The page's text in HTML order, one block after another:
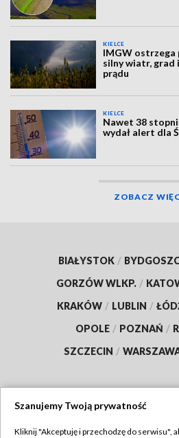
KIELCE
IMGW ostrzega
silny wiatr, grad
prądu
KIELCE
Nawet 38
wydał alert dla
ZOBACZ
BIAŁYSTOK /
GORZÓW WLKP. /
KRAKÓW / LUBLIN /
OPOLE / POZNAŃ /
SZCZECIN /
Szanujemy Twoją prywatność
Kliknij "Akceptuję i przechodzę do serwisu",